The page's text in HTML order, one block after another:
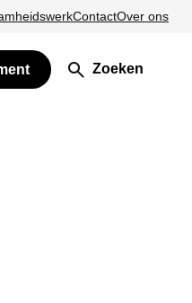
ContactOver ons
Zoeken